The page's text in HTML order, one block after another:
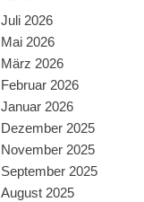
Juli 2026
Mai 2026
März 2026
Februar 2026
Januar 2026
Dezember 2025
November 2025
September 2025
August 2025